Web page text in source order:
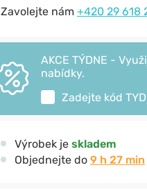
Zavolejte nám +420 29 618
AKCE TÝDNE -
nabídky.
Zadejte kód
Výrobek je skladem
Objednejte do 9 h 27 min